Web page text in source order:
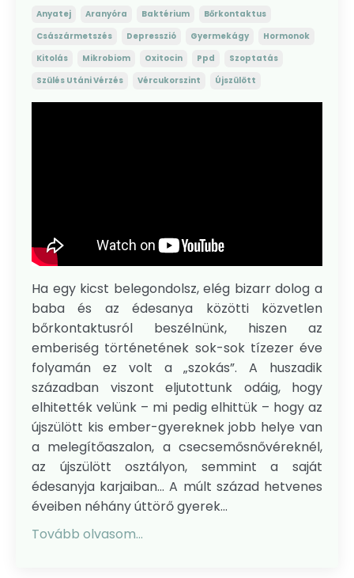
Anyatej Aranyóra Baktérium
Bőrkontaktus
Császármetszés
Depresszió Gyermekágy
Hormonok
Kitolás
Mikrobiom Oxitocin Ppd
Szoptatás
Szülés Utáni Vérzés
Vércukorszint Újszülött
Ha egy kicst belegondolsz, elég bizarr dolog a
baba és az édesanya közötti közvetlen
bőrkontaktusról beszélnünk, hiszen az
emberiség történetének sok-sok tízezer éve
folyamán ez volt a „szokás”. A huszadik
században viszont eljutottunk odáig, hogy
elhitették velünk – mi pedig elhittük – hogy az
újszülött kis ember-gyereknek jobb helye van
a melegítőaszalon, a csecsemősnővéreknél,
az újszülött osztályon, semmint a saját
édesanyja karjaiban... A múlt század hetvenes
éveiben néhány úttörő gyerek...
Tovább olvasom...